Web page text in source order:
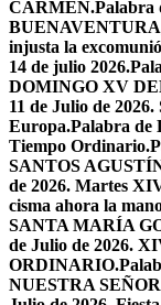
CARMEN.Palabra
injusta la
14 de julio 2026.
DOMINGO XV
11 de Julio de
Europa.Palabra de
Tiempo Ordinario.
SANTOS
de 2026. Martes
cisma ahora la
SANTA MARÍA
de Julio de 2026.
ORDINARIO.
NUESTRA